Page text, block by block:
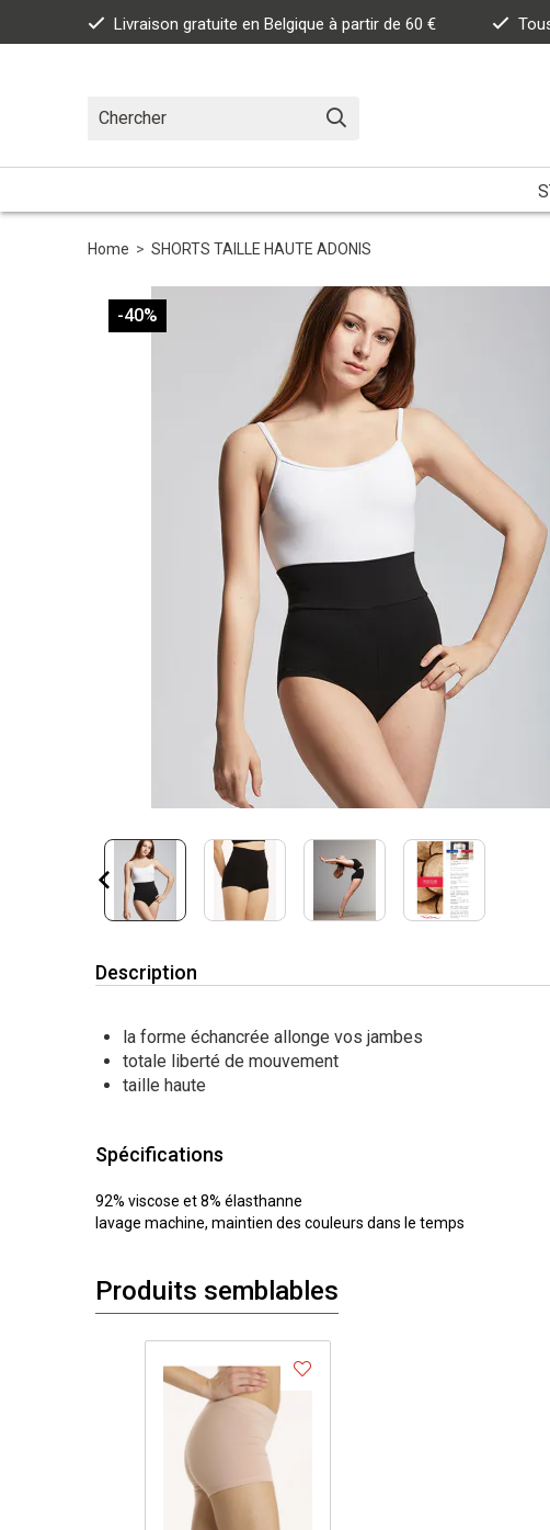
Livraison gratuite en Belgique à partir de 60 €
Home > SHORTS TAILLE HAUTE ADONIS
-40%
Description
la forme échancrée allonge vos jambes
totale liberté de mouvement
taille haute
Spécifications
92% viscose et 8% élasthanne
lavage machine, maintien des couleurs dans le temps
Produits semblables